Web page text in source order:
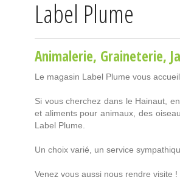
Label Plume
Animalerie, Graineterie,
Le magasin Label Plume vous
Si vous cherchez dans le Hainaut,
et aliments pour animaux, des
Label Plume.
Un choix varié, un service
Venez vous aussi nous rendre visite